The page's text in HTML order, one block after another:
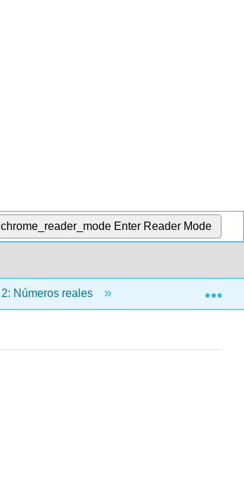
chrome_reader_mode Enter Reader Mode
2: Números reales 2.1: Propiedades